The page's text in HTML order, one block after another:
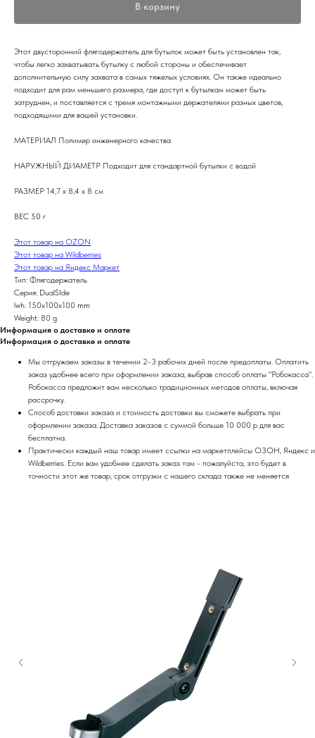
В корзину
Этот двусторонний флягодержатель для бутылок может быть установлен так,
чтобы легко захватывать бутылку с любой стороны и обеспечивает
дополнительную силу захвата в самых тяжелых условиях. Он также идеально
подходит для рам меньшего размера, где доступ к бутылкам может быть
затруднен, и поставляется с тремя монтажными держателями разных цветов,
подходящими для вашей установки.
МАТЕРИАЛ Полимер инженерного качества
НАРУЖНЫЙ ДИАМЕТР Подходит для стандартной бутылки с водой
РАЗМЕР 14,7 x 8,4 x 8 см
ВЕС 50 г
Этот товар на OZON
Этот товар на Wildberries
Этот товар на Яндекс Маркет
Тип: Флягодержатель
Серия: DualSIde
lwh: 150x100x100 mm
Weight: 80 g
Информация о доставке и оплате
Информация о доставке и оплате
Мы отгружаем заказы в течении 2-3 рабочих дней после предоплаты. Оплатить
заказ удобнее всего при оформлении заказа, выбрав способ оплаты "Робокасса".
Робокасса предложит вам несколько традиционных методов оплаты, включая
рассрочку.
Способ доставки заказа и стоимость доставки вы сможете выбрать при
оформлении заказа. Доставка заказов с суммой больше 10 000 р для вас
бесплатна.
Практически каждый наш товар имеет ссылки на маркетплейсы ОЗОН, Яндекс и
Wildberries. Если вам удобнее сделать заказ там - пожалуйста, это будет в
точности этот же товар, срок отгрузки с нашего склада также не меняется